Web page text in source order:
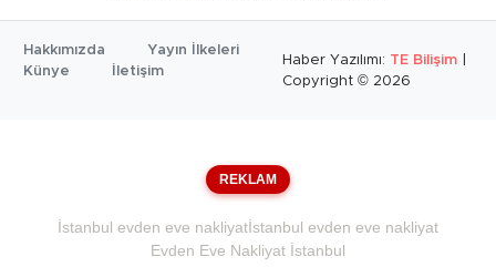
Hakkımızda
Yayın İlkeleri
Künye
İletişim
Haber Yazılımı: TE Bilişim
Copyright © 2026
REKLAM
İstanbul evden eve nakliyatİstanbul evden eve nakliyat
Evden Eve Nakliyat İstanbul